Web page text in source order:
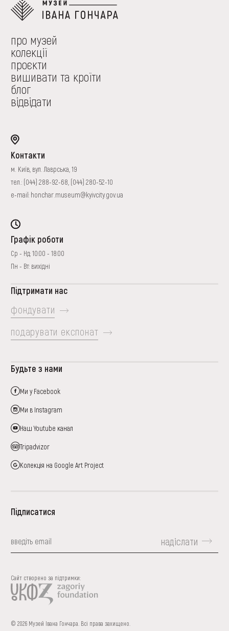
про музей
колекції
проєкти
вишивати та кроїти
блог
відвідати
Контакти
м. Київ, вул. Лаврська, 19
тел.: (044) 288-92-68 (044) 280-52-10
e-mail: honchar.museum@kyivcity.gov.ua
Графік роботи
Ср - Нд: 10:00 - 18:00
Пн - Вт: вихідні
Підтримати нас
фондувати
подарувати експонат
Будьте з нами
Ми у Facebook
Ми в Instagram
Наш Youtube канал
Tripadvizor
Колекція на Google Art Project
Підписатися
надіслати
© 2026 Музей Івана Гончара. Всі права захищено.
Сайт створено за підтримки: